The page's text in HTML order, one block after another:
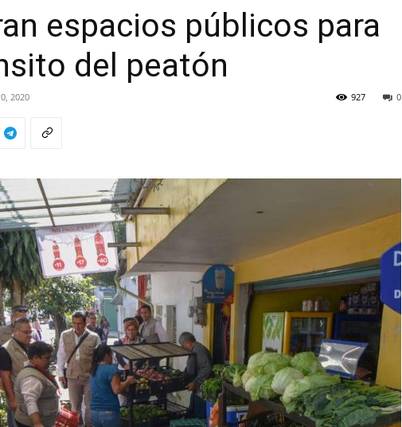
espacios públicos para
del peatón
2020 0
927